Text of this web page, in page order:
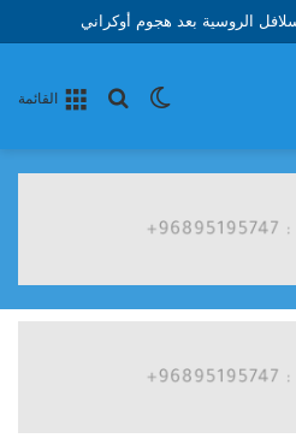
الروسية بعد هجوم أوكراني
القائمة
بحث الوضع